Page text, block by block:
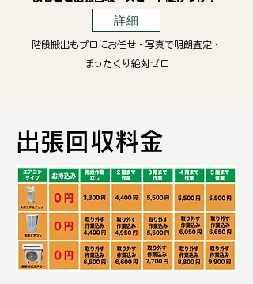
詳細
階段搬出もプロにお任せ・写真で明朗査定・
ぼったくり絶対ゼロ
​出張回収料金